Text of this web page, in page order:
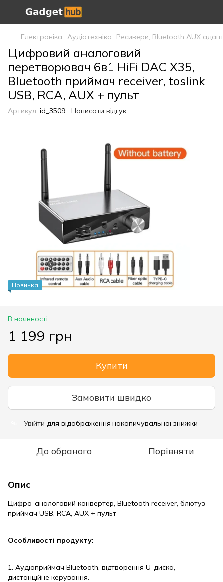
Електроніка Аудіотехніка Ресивери, Bluetooth AUX
Цифровий аналоговий
перетворювач 6в1 HiFi DAC X35,
Bluetooth приймач receiver, toslink
USB, RCA, AUX + пульт
Артикул: id_3509 Написати відгук
Новинка
В наявності
1 199 грн
Купити
Замовити швидко
Увійти для відображення накопичувальної знижки
До обраного Порівняти
Опис
Цифро-аналоговий конвертер, Bluetooth receiver, блютуз
приймач USB, RCA, AUX + пульт
Особливості продукту:
1. Аудіоприймач Bluetooth, відтворення U-диска,
дистанційне керування.